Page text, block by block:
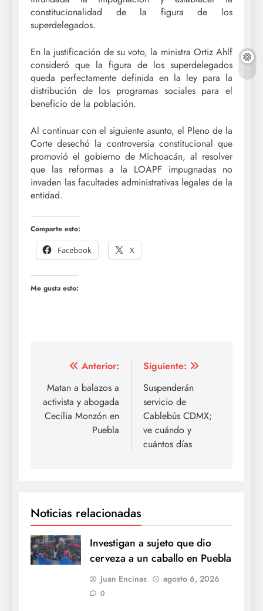
constitucionalidad de la figura de los
superdelegados.
En la justificación de su voto, la ministra Ortiz Ahlf
consideró que la figura de los superdelegados
queda perfectamente definida en la ley para la
distribución de los programas sociales para el
beneficio de la población.
Al continuar con el siguiente asunto, el Pleno de la
Corte desechó la controversia constitucional que
promovió el gobierno de Michoacán, al resolver
que las reformas a la LOAPF impugnadas no
invaden las facultades administrativas legales de la
entidad.
Comparte esto:
Facebook
X
Me gusta esto:
Navegación
de
entradas
Anterior:
Matan a balazos a
activista y abogada
Cecilia Monzón en
Puebla
Siguiente:
Suspenderán
servicio de
Cablebús CDMX;
ve cuándo y
cuántos días
Noticias relacionadas
Investigan a sujeto que dio
cerveza a un caballo en Puebla
Juan Encinas agosto 6, 2026
0